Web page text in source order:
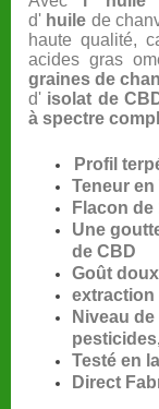
d' huile de
haute qualité,
acides gras
graines de
d' isolat de
à spectre
Profil
Teneur en
Flacon
Une
de CBD
Goût
extraction
Niveau
Testé en
Direct